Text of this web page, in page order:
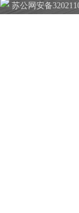
苏公网安备